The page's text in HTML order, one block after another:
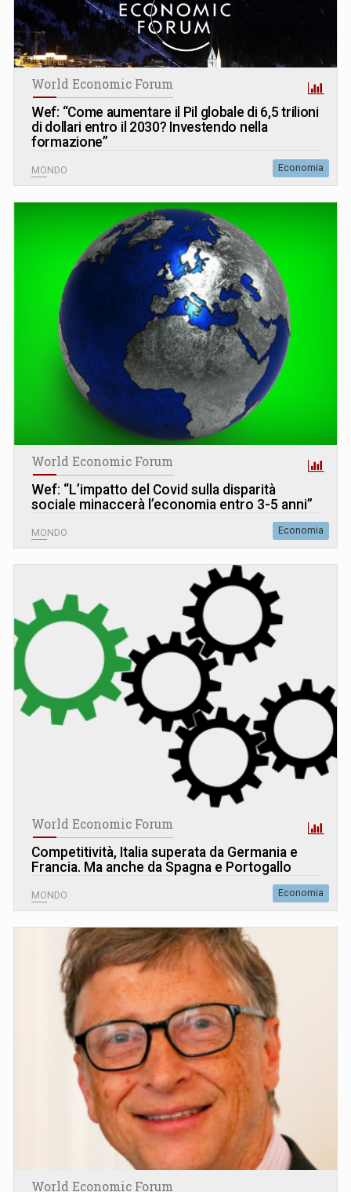
World Economic Forum
Wef: “Come aumentare il Pil globale di 6,5 trilioni
di dollari entro il 2030? Investendo nella
formazione”
MONDO Economia
World Economic Forum
Wef: “L’impatto del Covid sulla disparità
sociale minaccerà l’economia entro 3-5 anni”
MONDO Economia
World Economic Forum
Competitività, Italia superata da Germania e
Francia. Ma anche da Spagna e Portogallo
MONDO Economia
World Economic Forum